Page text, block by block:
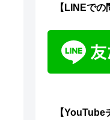
【LINEで
【YouTube